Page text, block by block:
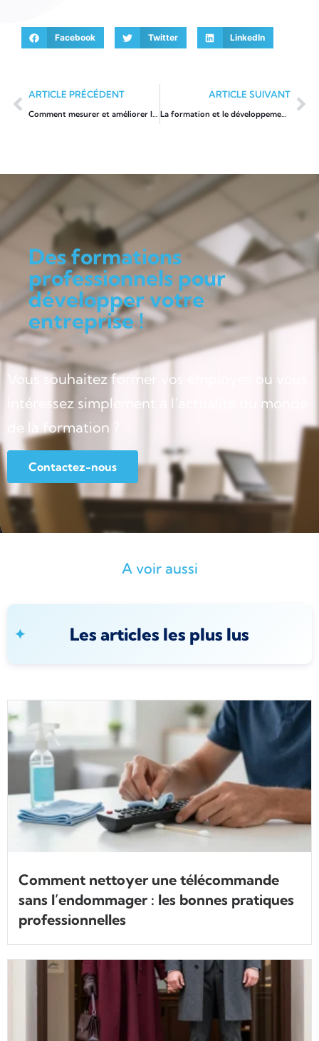
Facebook Twitter LinkedIn
ARTICLE PRÉCÉDENT
Comment mesurer et améliorer la satisfaction des employés ?
ARTICLE SUIVANT
La formation et le développement conduisent à une meilleure productivité
Des formations
professionnels pour
développer votre
entreprise !
Vous souhaitez former vos employés ou vous
intéressez simplement à l’actualité du monde
de la formation ?
Contactez-nous
A voir aussi
Les articles les plus lus
Comment nettoyer une télécommande
sans l’endommager : les bonnes pratiques
professionnelles